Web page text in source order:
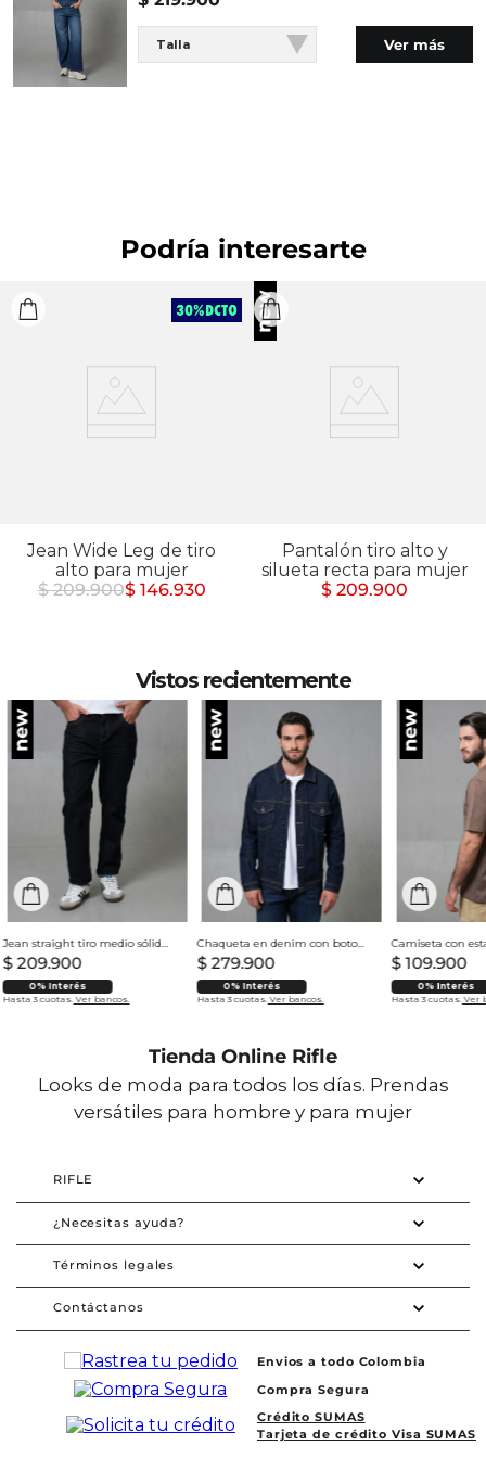
daño irreversible. LAVADO: Lavar a mano.
Temperatura máxima 40 ºC. OTROS: No planchar los
accesorios. OTROS: No retorcer ni exprimir. OTROS:
Talla Ver más
Podría interesarte
Jean Wide Leg de tiro
alto para mujer
$ 209.900$ 146.930
Pantalón tiro alto y
silueta recta para mujer
$ 209.900
Vistos recientemente
Jean straight tiro medio sólido para hombre
$ 209.900
0% Interés
Hasta 3 cuotas. Ver bancos.
Chaqueta en denim con botones para hombre
$ 279.900
0% Interés
Hasta 3 cuotas. Ver bancos.
$ 109.900
0% Interés
Hasta 3 cuotas. Ver
Tienda Online Rifle
Looks de moda para todos los días. Prendas
versátiles para hombre y para mujer
RIFLE
¿Necesitas ayuda?
Términos legales
Contáctanos
Envios a todo Colombia
Compra Segura
Crédito SUMAS
Tarjeta de crédito Visa SUMAS